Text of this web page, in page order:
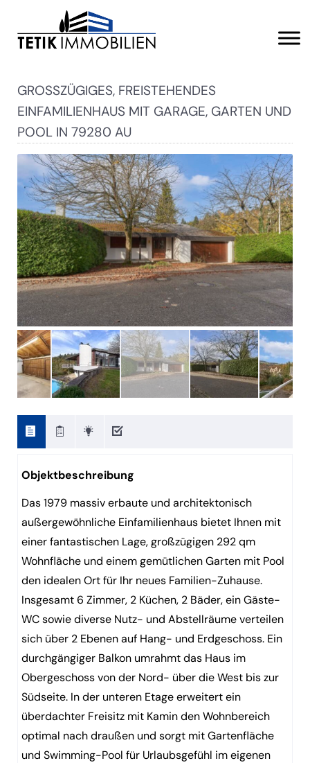
GROSSZÜGIGES, FREISTEHENDES E
INFAMILIENHAUS MIT GARAGE, GARTEN UND P
OOL IN 79280 AU
Objektbeschreibung
Das 1979 massiv erbaute und architektonisch
außergewöhnliche Einfamilienhaus bietet Ihnen mit
einer fantastischen Lage, großzügigen 292 qm
Wohnfläche und einem gemütlichen Garten mit Pool
den idealen Ort für Ihr neues Familien-Zuhause.
Insgesamt 6 Zimmer, 2 Küchen, 2 Bäder, ein Gäste-
WC sowie diverse Nutz- und Abstellräume verteilen
sich über 2 Ebenen auf Hang- und Erdgeschoss. Ein
durchgängiger Balkon umrahmt das Haus im
Obergeschoss von der Nord- über die West bis zur
Südseite. In der unteren Etage erweitert ein
überdachter Freisitz mit Kamin den Wohnbereich
optimal nach draußen und sorgt mit Gartenfläche
und Swimming-Pool für Urlaubsgefühl im eigenen